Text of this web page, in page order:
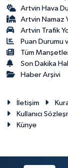
Artvin Hava
Artvin Namaz
Artvin Trafik
Puan Durumu
Tüm
Son Dakika
Haber Arşivi
İletişim
Kullanıcı
Künye